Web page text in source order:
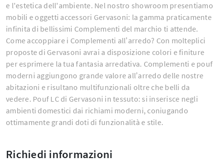
e l'estetica dell'ambiente. Nel nostro showroom presentiamo
mobili e oggetti accessori Gervasoni: la gamma praticamente
infinita di bellissimi Complementi del marchio ti attende.
Come accoppiare i Complementi all’arredo? Con molteplici
proposte di Gervasoni avrai a disposizione colori e finiture
per esprimere la tua fantasia arredativa. Complementi e pouf
moderni aggiungono grande valore all’arredo delle nostre
abitazioni e risultano multifunzionali oltre che belli da
vedere. Pouf LC di Gervasoni in tessuto: si inserisce negli
ambienti domestici dai richiami moderni, coniugando
ottimamente grandi doti di funzionalità e stile.
Richiedi informazioni